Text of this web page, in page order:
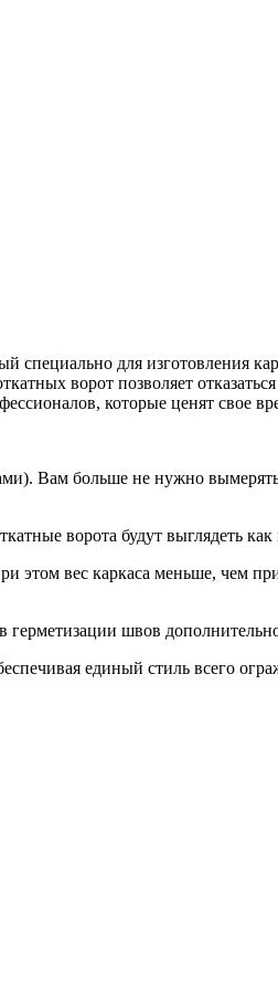
для изготовления
ворот позволяет
которые ценят свое
Вам больше не нужно
ворота будут выглядеть
этом вес каркаса меньше, чем
герметизации швов
единый стиль всего